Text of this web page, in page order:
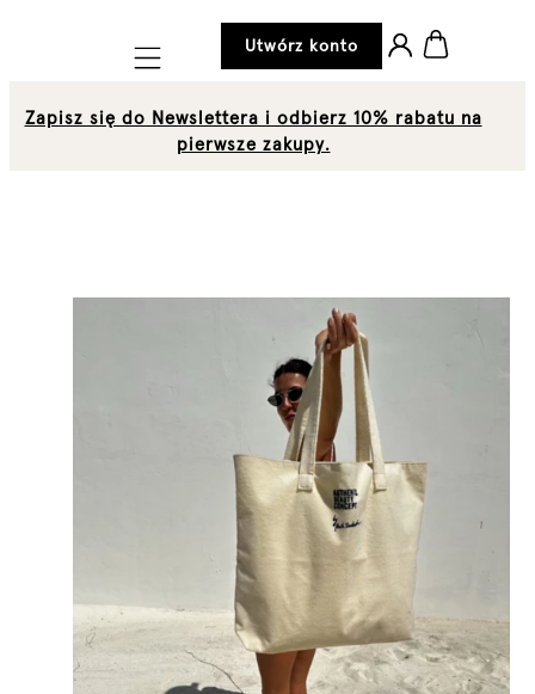
Mobile navigation
Utwórz konto
Zapisz się do Newslettera i odbierz 10% rabatu na
pierwsze zakupy.